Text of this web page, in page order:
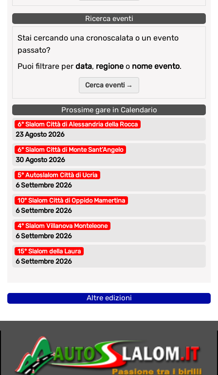
Ricerca eventi
Stai cercando una cronoscalata o un evento
passato?
Puoi filtrare per data, regione o nome evento.
Cerca eventi →
Prossime gare in Calendario
6° Slalom Città di Alessandria della Rocca
23 Agosto 2026
6° Slalom Città di Monte Sant’Angelo
30 Agosto 2026
5° Autoslalom Città di Ucria
6 Settembre 2026
10° Slalom Città di Oppido Mamertina
6 Settembre 2026
4° Slalom Villanova Monteleone
6 Settembre 2026
15° Slalom della Laura
6 Settembre 2026
Altre edizioni